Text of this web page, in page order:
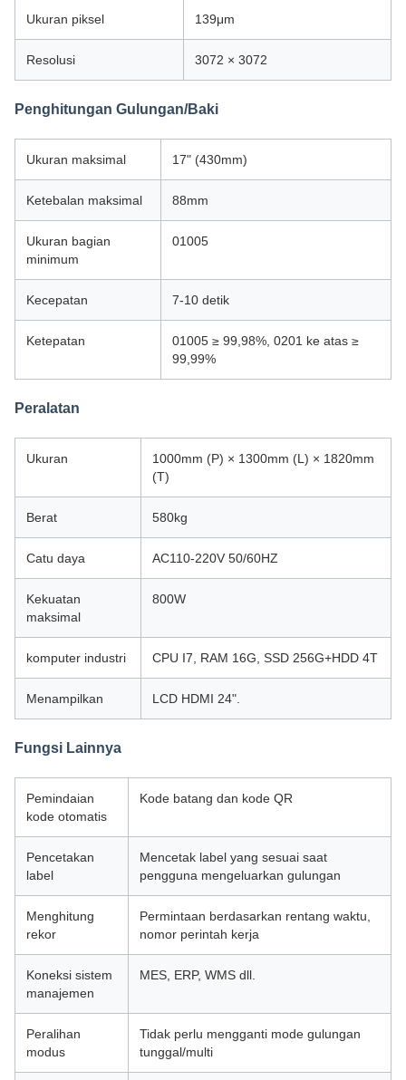
Ukuran piksel 139μm
Resolusi 3072 × 3072
Penghitungan Gulungan/Baki
Ukuran maksimal 17" (430mm)
Ketebalan maksimal 88mm
Ukuran bagian
minimum
01005
Kecepatan 7-10 detik
Ketepatan
01005 ≥ 99,98%, 0201 ke atas ≥
99,99%
Peralatan
Ukuran
1000mm (P) × 1300mm (L) × 1820mm
(T)
Berat 580kg
Catu daya AC110-220V 50/60HZ
Kekuatan
maksimal
800W
komputer industri CPU I7, RAM 16G, SSD 256G+HDD 4T
Menampilkan LCD HDMI 24".
Fungsi Lainnya
Pemindaian
kode otomatis
Kode batang dan kode QR
Pencetakan
label
Mencetak label yang sesuai saat
pengguna mengeluarkan gulungan
Menghitung
rekor
Permintaan berdasarkan rentang waktu,
nomor perintah kerja
Koneksi sistem
manajemen
MES, ERP, WMS dll.
Peralihan
modus
Tidak perlu mengganti mode gulungan
tunggal/multi